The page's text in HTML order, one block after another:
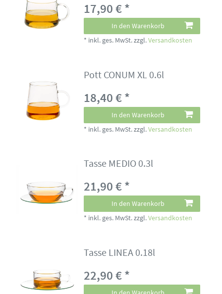
17,90 € *
In den Warenkorb
* inkl. ges. MwSt.zzgl.Versandkosten
Pott CONUM XL 0.6l
18,40 € *
In den Warenkorb
* inkl. ges. MwSt.zzgl.Versandkosten
Tasse MEDIO 0.3l
21,90 € *
In den Warenkorb
* inkl. ges. MwSt.zzgl.Versandkosten
Tasse LINEA 0.18l
22,90 € *